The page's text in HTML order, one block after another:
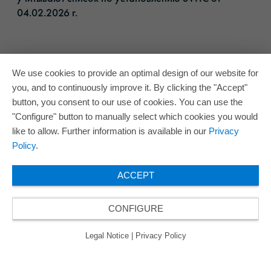
04.02.2026 г.​
We use cookies to provide an optimal design of our website for
you, and to continuously improve it. By clicking the "Accept"
button, you consent to our use of cookies. You can use the
"Configure" button to manually select which cookies you would
like to allow. Further information is available in our Privacy
Policy.
ACCEPT
CONFIGURE
Legal Notice Privacy Policy